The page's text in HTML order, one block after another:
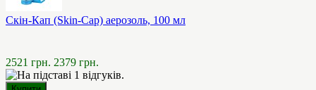
Скін-Кап (Skin-Cap) аерозоль, 100 мл
2521 грн. 2379 грн.